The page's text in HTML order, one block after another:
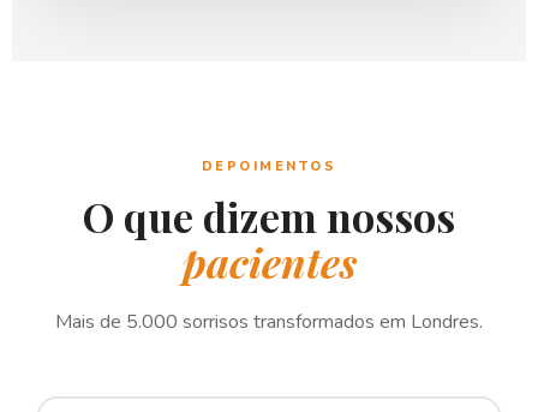
DEPOIMENTOS
O que dizem nossos
pacientes
Mais de 5.000 sorrisos transformados em Londres.